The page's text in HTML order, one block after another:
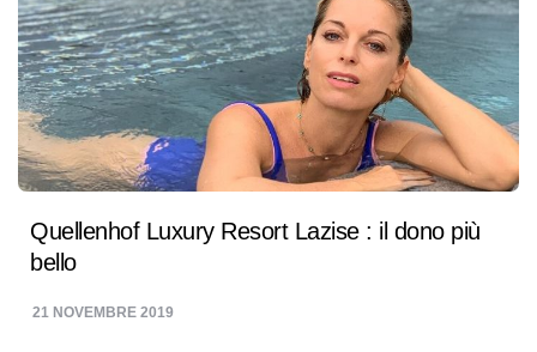
Quellenhof Luxury Resort Lazise : il dono più
bello
21 NOVEMBRE 2019